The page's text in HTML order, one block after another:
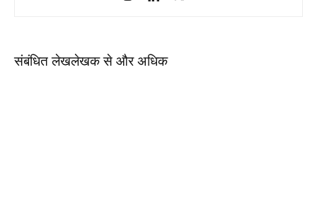
संबंधित लेखलेखक से और अधिक